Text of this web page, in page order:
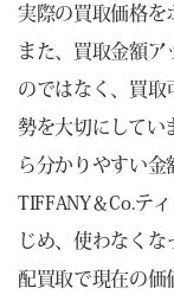
実際の買取価格を
また、買取金額ア
のではなく、買取
勢を大切にしてい
ら分かりやすい金
TIFFANY＆Co.テ
じめ、使わなく
配買取で現在の価